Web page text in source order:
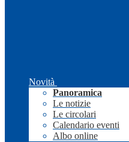
Novità
Panoramica
Le notizie
Le circolari
Calendario eventi
Albo online